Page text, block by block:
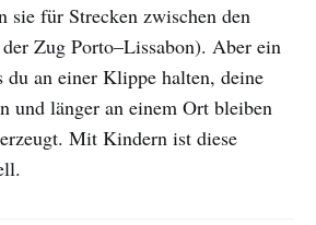
sie für Strecken zwischen den
der Zug Porto–Lissabon). Aber ein
du an einer Klippe halten, deine
und länger an einem Ort bleiben
Mit Kindern ist diese